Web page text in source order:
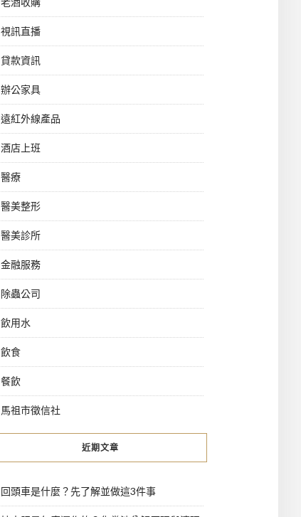
視訊直播
貸款資訊
辦公家具
遠紅外線產品
酒店上班
醫療
醫美整形
醫美診所
金融服務
除蟲公司
飲用水
飲食
餐飲
馬祖市徵信社
近期文章
回頭車是什麼？先了解並做這3件事